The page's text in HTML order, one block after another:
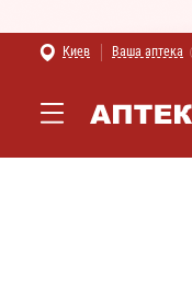
Киев Ваша аптека